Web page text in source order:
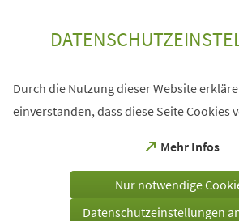
Durch die Nutzung dieser Website
einverstanden, dass diese Seite Cookies
Mehr Infos
(Öffnet
einem
Tab)
Nur notwendige
Datenschutzeinstellungen